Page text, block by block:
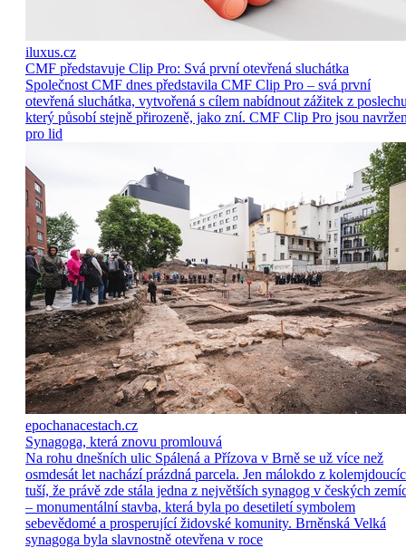
iluxus.cz
CMF představuje Clip Pro: Svá první otevřená sluchátka
Společnost CMF dnes představila CMF Clip Pro – svá první
otevřená sluchátka, vytvořená s cílem nabídnout zážitek z
který působí stejně přirozeně, jako zní. CMF Clip Pro jsou
pro lid
epochanacestach.cz
Synagoga, která znovu promlouvá
Na rohu dnešních ulic Spálená a Přízova v Brně se už více než
osmdesát let nachází prázdná parcela. Jen málokdo z
tuší, že právě zde stála jedna z největších synagog v českých
– monumentální stavba, která byla po desetiletí symbolem
sebevědomé a prosperující židovské komunity. Brněnská Velká
synagoga byla slavnostně otevřena v roce